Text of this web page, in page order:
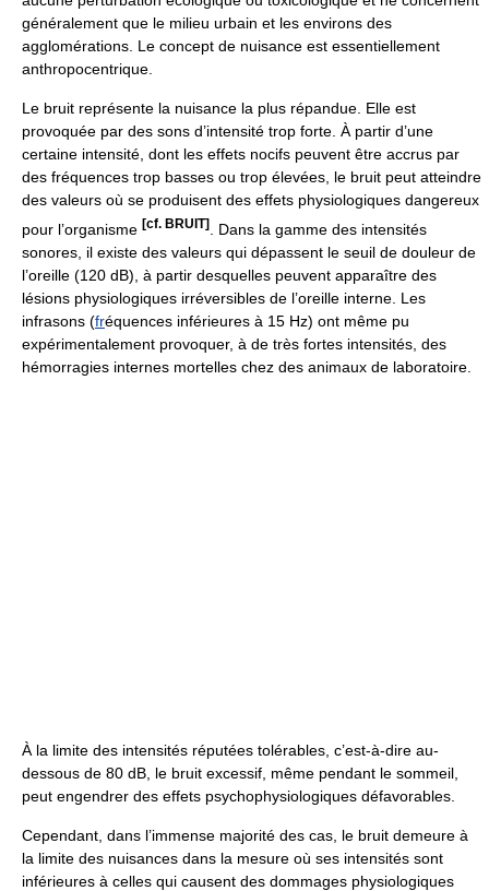
généralement que le milieu urbain et les environs des
agglomérations. Le concept de nuisance est essentiellement
anthropocentrique.
Le bruit représente la nuisance la plus répandue. Elle est
provoquée par des sons d’intensité trop forte. À partir d’une
certaine intensité, dont les effets nocifs peuvent être accrus par
des fréquences trop basses ou trop élevées, le bruit peut atteindre
des valeurs où se produisent des effets physiologiques dangereux
pour l’organisme [cf. BRUIT]
. Dans la gamme des intensités
sonores, il existe des valeurs qui dépassent le seuil de douleur de
l’oreille (120 dB), à partir desquelles peuvent apparaître des
lésions physiologiques irréversibles de l’oreille interne. Les
infrasons (fréquences inférieures à 15 Hz) ont même pu
expérimentalement provoquer, à de très fortes intensités, des
hémorragies internes mortelles chez des animaux de laboratoire.
À la limite des intensités réputées tolérables, c’est-à-dire au-
dessous de 80 dB, le bruit excessif, même pendant le sommeil,
peut engendrer des effets psychophysiologiques défavorables.
Cependant, dans l’immense majorité des cas, le bruit demeure à
la limite des nuisances dans la mesure où ses intensités sont
inférieures à celles qui causent des dommages physiologiques